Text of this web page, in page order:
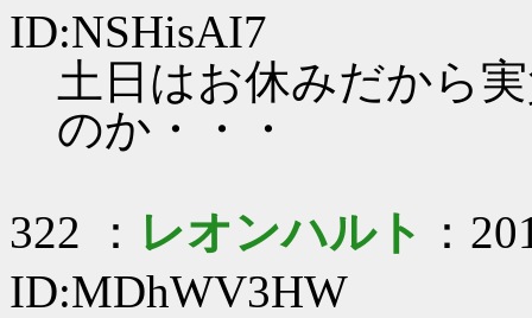
ID:NSHisAI7
土日はお休みだから
のか・・・
322 ： レオンハルト ：
ID:MDhWV3HW